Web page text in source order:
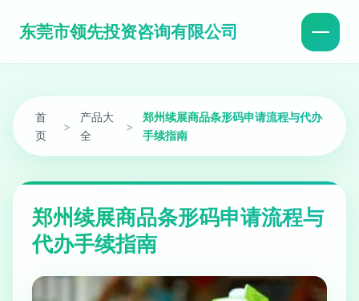
东莞市领先投资咨询有限公司
首
页
>
产品大
全
>
郑州续展商品条形码申请流程与代办
手续指南
郑州续展商品条形码申请流程与
代办手续指南